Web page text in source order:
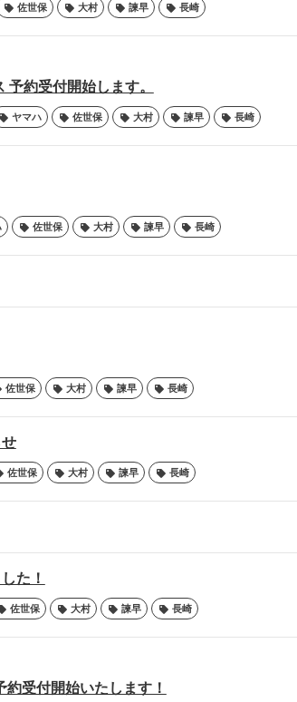
佐世保 大村 諫早 長崎
約受付開始します。
ヤマハ 佐世保 大村 諫早 長崎
佐世保 大村 諫早 長崎
佐世保 大村 諫早 長崎
佐世保 大村 諫早 長崎
た！
佐世保 大村 諫早 長崎
約受付開始いたします！